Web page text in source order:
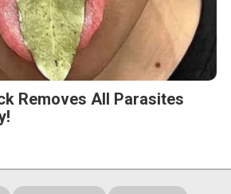
Removes All Parasites